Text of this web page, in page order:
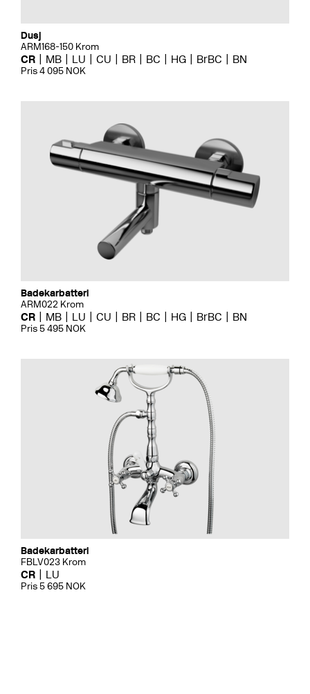
Dusj
ARM168-150 Krom
CR MB LU CU BR BC HG BrBC BN
Pris 4 095 NOK
Badekarbatteri
ARM022 Krom
CR MB LU CU BR BC HG BrBC BN
Pris 5 495 NOK
Badekarbatteri
FBLV023 Krom
CR LU
Pris 5 695 NOK